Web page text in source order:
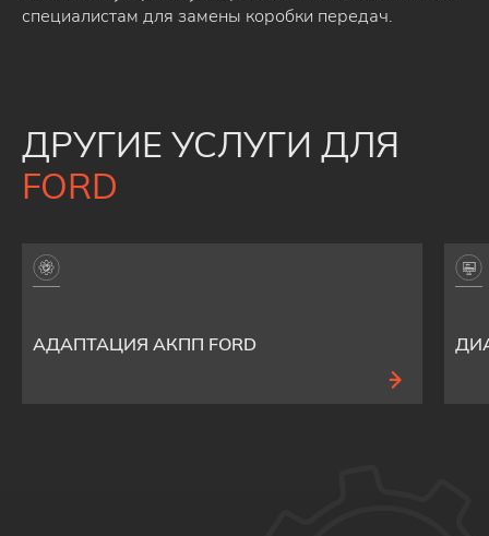
специалистам для замены коробки передач.
ДРУГИЕ УСЛУГИ ДЛЯ
FORD
АДАПТАЦИЯ АКПП FORD